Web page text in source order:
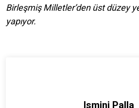
Birleşmiş Milletler’den üst düzey
yapıyor.
Ismini Palla